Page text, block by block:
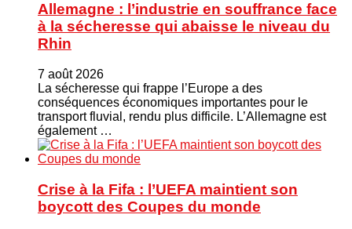
Allemagne : l’industrie en souffrance face
à la sécheresse qui abaisse le niveau du
Rhin
7 août 2026
La sécheresse qui frappe l’Europe a des
conséquences économiques importantes pour le
transport fluvial, rendu plus difficile. L’Allemagne est
également …
Crise à la Fifa : l’UEFA maintient son
boycott des Coupes du monde